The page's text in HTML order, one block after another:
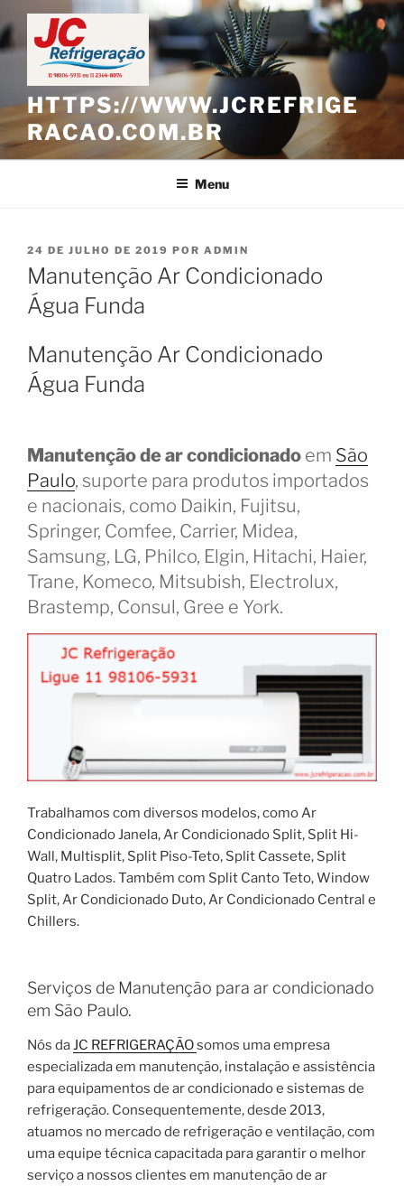
Pular
para
o
conteúdo
HTTPS://WWW.JCREFRIGE
RACAO.COM.BR
Menu
PUBLICADO
EM
24 DE JULHO DE 2019 POR ADMIN
Manutenção Ar Condicionado
Água Funda
Manutenção Ar Condicionado
Água Funda
Manutenção de ar condicionado em São
Paulo, suporte para produtos importados
e nacionais, como Daikin, Fujitsu,
Springer, Comfee, Carrier, Midea,
Samsung, LG, Philco, Elgin, Hitachi, Haier,
Trane, Komeco, Mitsubish, Electrolux,
Brastemp, Consul, Gree e York.
Trabalhamos com diversos modelos, como Ar
Condicionado Janela, Ar Condicionado Split, Split Hi-
Wall, Multisplit, Split Piso-Teto, Split Cassete, Split
Quatro Lados. Também com Split Canto Teto, Window
Split, Ar Condicionado Duto, Ar Condicionado Central e
Chillers.
Serviços de Manutenção para ar condicionado
em São Paulo.
Nós daJC REFRIGERAÇÃOsomos uma empresa
especializada em manutenção, instalação e assistência
para equipamentos de ar condicionado e sistemas de
refrigeração. Consequentemente, desde 2013,
atuamos no mercado de refrigeração e ventilação, com
uma equipe técnica capacitada para garantir o melhor
serviço a nossos clientes em manutenção de ar